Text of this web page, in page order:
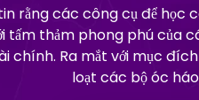
các công cụ để học
tấm thảm phong phú
chính. Ra mắt với mục
loạt các bộ óc